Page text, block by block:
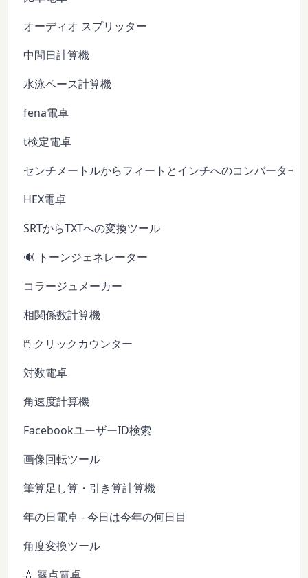
オーディオ スプリッター
中間日計算機
水泳ペース計算機
fena電卓
t検定電卓
センチメートルからフィートとインチへのコンバーター
HEX電卓
SRTからTXTへの変換ツール
🔊 トーンジェネレーター
コラージュメーカー
相関係数計算機
🖱️ クリックカウンター
対数電卓
角速度計算機
FacebookユーザーID検索
画像回転ツール
筆算足し算・引き算計算機
年の日電卓 - 今日は今年の何日目
角度変換ツール
💧 露点電卓